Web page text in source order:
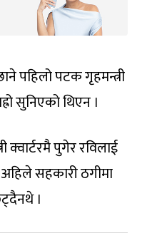
पहिलो पटक गृहमन्त्री
सुनिएको थिएन ।
पुगेर रविलाई
अहिले सहकारी ठगीमा
।